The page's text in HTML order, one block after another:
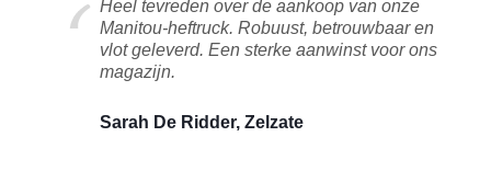
Heel tevreden over de aankoop van onze
Manitou-heftruck. Robuust, betrouwbaar en
vlot geleverd. Een sterke aanwinst voor ons
magazijn.
Sarah De Ridder, Zelzate